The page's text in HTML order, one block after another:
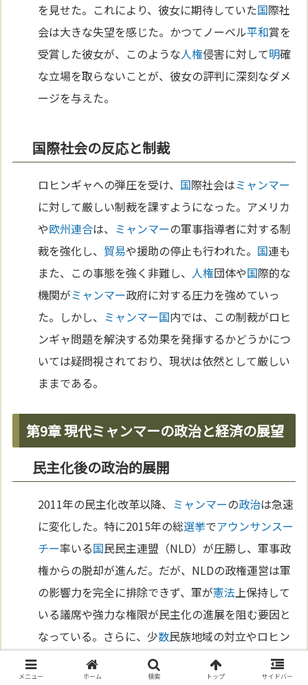
を見せた。これにより、彼女に期待していた国際社
会は大きな失望を感じた。かつてノーベル平和賞を
受賞した彼女が、このような人権侵害に対して明確
な立場を取らないことが、彼女の評判に深刻なダメ
ージを与えた。
国際社会の反応と制裁
ロヒンギャへの弾圧を受け、 国際社会はミャンマー
に対して厳しい制裁を課すようになった。アメリカ
や欧州連合は、 ミャンマーの軍事指導者に対する制
裁を強化し、貿易や援助の停止も行われた。 国連も
また、この事態を強く非難し、 人権団体や国際的な
機関がミャンマー政府に対する圧力を強めていっ
た。しかし、 ミャンマー国内では、この制裁がロヒ
ンギャ問題を解決する効果を発揮するかどうかにつ
いては疑問視されており、現状は依然として厳しい
ままである。
第9章 現代ミャンマーの政治と経済の展望
民主化後の政治的展開
2011年の民主化改革以降、 ミャンマーの政治は急速
に変化した。特に2015年の総選挙でアウンサンスー
チー率いる国民民主連盟（NLD）が圧勝し、軍事政
権からの脱却が進んだ。だが、NLDの政権運営は軍
の影響力を完全に排除できず、軍が憲法上保持して
いる議席や強力な権限が民主化の進展を阻む要因と
なっている。さらに、少数民族地域の対立やロヒン
ギャ問題も未解決のままで、
ミャンマー
情勢
は依然として不安定である。
メニュー ホーム 検索 トップ サイドバー